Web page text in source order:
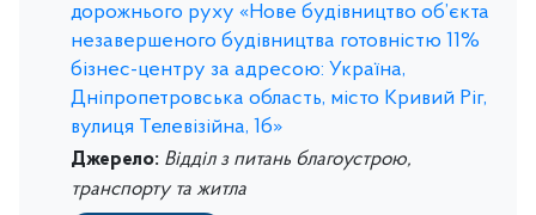
дорожнього руху «Нове будівництво об’єкта
незавершеного будівництва готовністю 11%
бізнес-центру за адресою: Україна,
Дніпропетровська область, місто Кривий Ріг,
вулиця Телевізійна, 1б»
Джерело: Відділ з питань благоустрою,
транспорту та житла